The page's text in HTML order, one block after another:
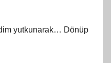
yutkunarak… Dönüp